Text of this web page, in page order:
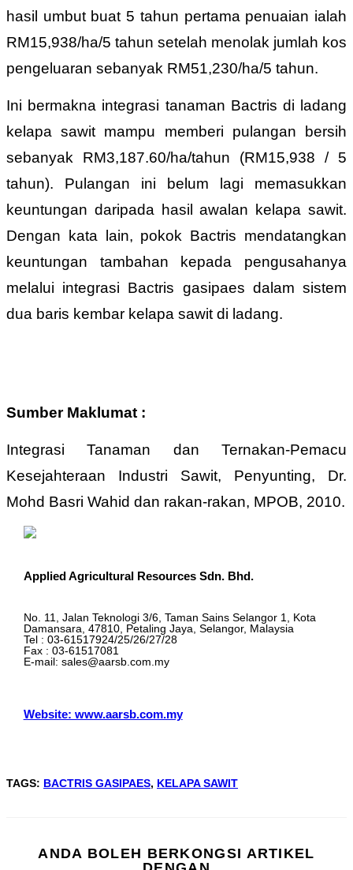
hasil umbut buat 5 tahun pertama penuaian ialah
RM15,938/ha/5 tahun setelah menolak jumlah kos
pengeluaran sebanyak RM51,230/ha/5 tahun.
Ini bermakna integrasi tanaman Bactris di ladang
kelapa sawit mampu memberi pulangan bersih
sebanyak RM3,187.60/ha/tahun (RM15,938 / 5
tahun). Pulangan ini belum lagi memasukkan
keuntungan daripada hasil awalan kelapa sawit.
Dengan kata lain, pokok Bactris mendatangkan
keuntungan tambahan kepada pengusahanya
melalui integrasi Bactris gasipaes dalam sistem
dua baris kembar kelapa sawit di ladang.
Sumber Maklumat :
Integrasi Tanaman dan Ternakan-Pemacu
Kesejahteraan Industri Sawit, Penyunting, Dr.
Mohd Basri Wahid dan rakan-rakan, MPOB, 2010.
Applied Agricultural Resources Sdn. Bhd.
No. 11, Jalan Teknologi 3/6, Taman Sains Selangor 1, Kota
Damansara, 47810, Petaling Jaya, Selangor, Malaysia
Tel : 03-61517924/25/26/27/28
Fax : 03-61517081
E-mail: sales@aarsb.com.my
Website: www.aarsb.com.my
TAGS: BACTRIS GASIPAES, KELAPA SAWIT
ANDA BOLEH BERKONGSI ARTIKEL